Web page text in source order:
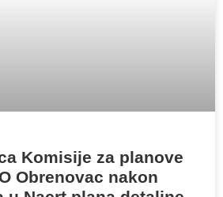
Komisije za planove
Obrenovac nakon